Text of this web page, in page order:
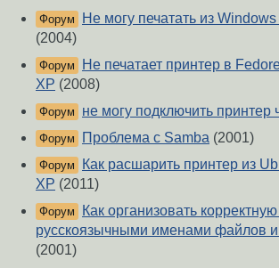
Форум
Не могу печатать из
(2004)
Форум
Не печатает принтер в
XP (2008)
Форум не могу подключить принтер
Форум Проблема с Samba (2001)
Форум
Как расшарить принтер из
XP (2011)
Форум
Как организовать
русскоязычными именами файлов и
(2001)